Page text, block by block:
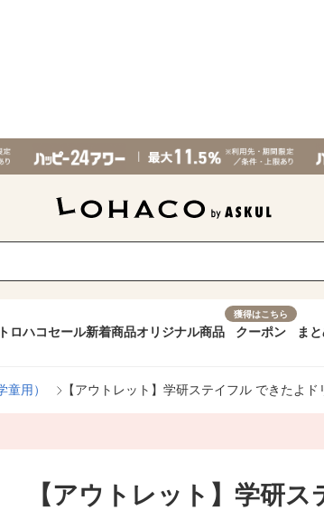
ロハコセール新着商品オリジナル商品
獲得はこちら
クーポン ま
童用） 【アウトレット】学研ステイフル できたよ
【アウトレット】学研